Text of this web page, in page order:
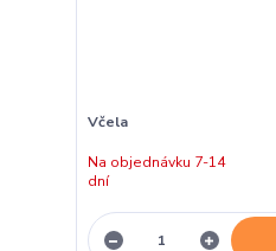
Včela
Na objednávku 7-14
dní